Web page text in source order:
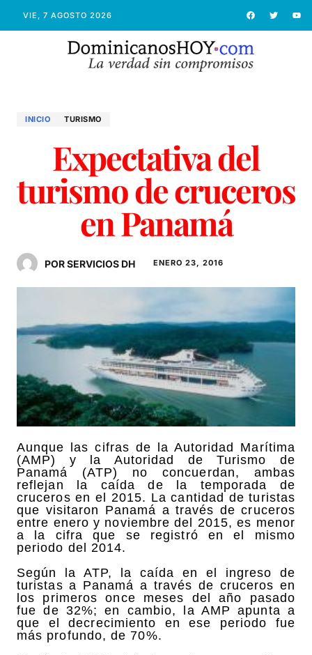
VIE, 7 AGOSTO 2026
INICIO TURISMO
Expectativa del
turismo de cruceros
en Panamá
POR SERVICIOS DH ENERO 23, 2016
Aunque las cifras de la Autoridad Marítima
(AMP) y la Autoridad de Turismo de
Panamá (ATP) no concuerdan, ambas
reflejan la caída de la temporada de
cruceros en el 2015. La cantidad de turistas
que visitaron Panamá a través de cruceros
entre enero y noviembre del 2015, es menor
a la cifra que se registró en el mismo
periodo del 2014.
Según la ATP, la caída en el ingreso de
turistas a Panamá a través de cruceros en
los primeros once meses del año pasado
fue de 32%; en cambio, la AMP apunta a
que el decrecimiento en ese periodo fue
más profundo, de 70%.